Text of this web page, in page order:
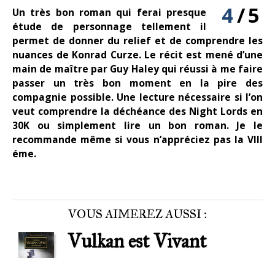
4/5
Un très bon roman qui ferai presque
étude de personnage tellement il
permet de donner du relief et de comprendre les
nuances de Konrad Curze. Le récit est mené d’une
main de maître par Guy Haley qui réussi à me faire
passer un très bon moment en la pire des
compagnie possible. Une lecture nécessaire si l’on
veut comprendre la déchéance des Night Lords en
30K ou simplement lire un bon roman. Je le
recommande même si vous n’appréciez pas la VIII
éme.
VOUS AIMEREZ AUSSI :
Vulkan est Vivant